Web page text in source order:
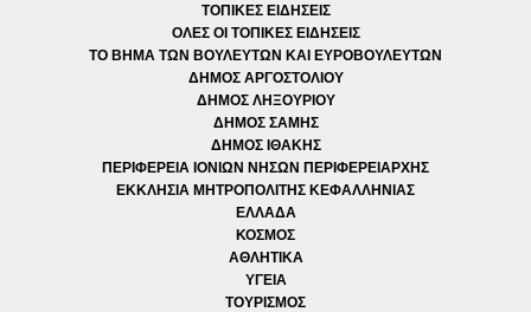
ΤΟΠΙΚΕΣ ΕΙΔΗΣΕΙΣ
ΟΛΕΣ ΟΙ ΤΟΠΙΚΕΣ ΕΙΔΗΣΕΙΣ
ΤΟ ΒΗΜΑ ΤΩΝ ΒΟΥΛΕΥΤΩΝ ΚΑΙ ΕΥΡΟΒΟΥΛΕΥΤΩΝ
ΔΗΜΟΣ ΑΡΓΟΣΤΟΛΙΟΥ
ΔΗΜΟΣ ΛΗΞΟΥΡΙΟΥ
ΔΗΜΟΣ ΣΑΜΗΣ
ΔΗΜΟΣ ΙΘΑΚΗΣ
ΠΕΡΙΦΕΡΕΙΑ ΙΟΝΙΩΝ ΝΗΣΩΝ ΠΕΡΙΦΕΡΕΙΑΡΧΗΣ
ΕΚΚΛΗΣΙΑ ΜΗΤΡΟΠΟΛΙΤΗΣ ΚΕΦΑΛΛΗΝΙΑΣ
ΕΛΛΑΔΑ
ΚΟΣΜΟΣ
ΑΘΛΗΤΙΚΑ
ΥΓΕΙΑ
ΤΟΥΡΙΣΜΟΣ